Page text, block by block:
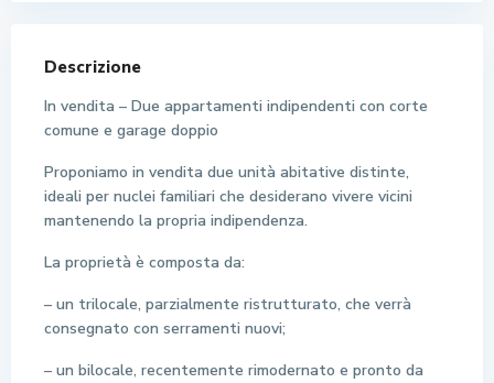
Descrizione
In vendita – Due appartamenti indipendenti con corte
comune e garage doppio
Proponiamo in vendita due unità abitative distinte,
ideali per nuclei familiari che desiderano vivere vicini
mantenendo la propria indipendenza.
La proprietà è composta da:
– un trilocale, parzialmente ristrutturato, che verrà
consegnato con serramenti nuovi;
– un bilocale, recentemente rimodernato e pronto da